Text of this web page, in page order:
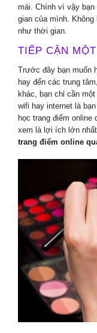
mái. Chính vì vậy
gian của mình. Không
như thời gian.
TIẾP CẬN
Trước đây bạn muốn
hay đến các trung
khác, bạn chỉ cần
wifi hay internet là
học trang điểm
xem là lợi ích lớn
trang điểm online